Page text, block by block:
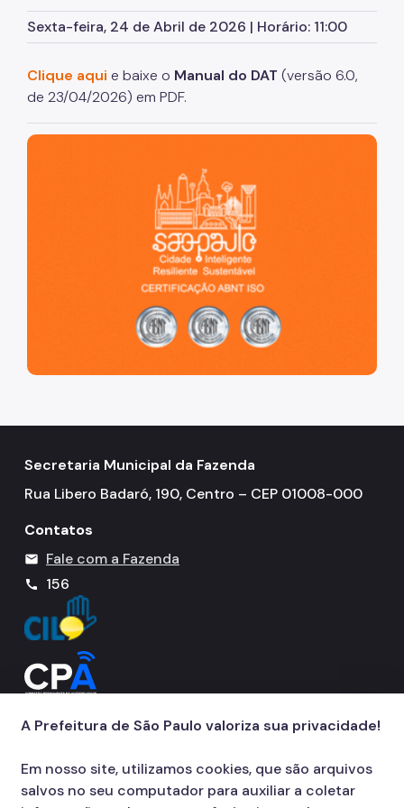
Cadastro de Prestadores de Outros Municípios
(CPOM)
Cadastro Informativo Municipal (CADIN)
Certidões (Emissão)
Consulta Empenhos e Pagamentos
Contribuição de Melhoria
DES-IF (Instituições Financeiras)
Devolução e Restituição
Dipam (Declaração para o IPM)
DUC (Demonstrativo Unificado)
Indicadores Econômicos Municipais
IPTU (Imposto Predial e Territorial)
ISS (Construção Civil)
Nota Fiscal Paulistana
Sexta-feira, 24 de Abril de 2026 | Horário: 11:00
Clique aqui e baixe o Manual do DAT (versão 6.0,
de 23/04/2026) em PDF.
São Paulo, cidade inteligente, resiliente e sustentável
Secretaria Municipal da Fazenda
Rua Libero Badaró, 190, Centro – CEP 01008-000
Contatos
mail Fale com a Fazenda
call 156
A Prefeitura de São Paulo valoriza sua privacidade!
Em nosso site, utilizamos cookies, que são arquivos
salvos no seu computador para auxiliar a coletar